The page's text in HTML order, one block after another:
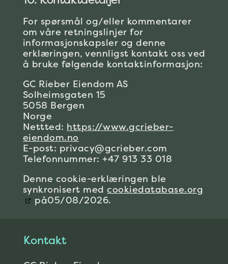
For spørsmål og/eller kommentarer
om våre retningslinjer for
informasjonskapsler og denne
erklæringen, vennligst kontakt oss ved
å bruke følgende kontaktinformasjon:
GC Rieber Eiendom AS
Solheimsgaten 15
5058 Bergen
Norge
Nettted: https://www.gcrieber-
eiendom.no
E-post: privacy@gcrieber.com
Telefonnummer: +47 913 33 018
Denne cookie-erklæringen ble
synkronisert medcookiedatabase.org
på05/08/2026.
Kontakt